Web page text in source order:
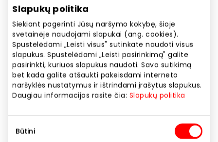
Slapukų politika
Siekiant pagerinti Jūsų naršymo kokybę, šioje
svetainėje naudojami slapukai (ang. cookies).
Spustelėdami „Leisti visus" sutinkate naudoti visus
slapukus. Spustelėdami „Leisti pasirinkimą" galite
pasirinkti, kuriuos slapukus naudoti. Savo sutikimą
bet kada galite atšaukti pakeisdami interneto
naršyklės nustatymus ir ištrindami įrašytus slapukus.
Daugiau informacijos rasite čia: Slapukų politika
pasirinkimas
Būtini
Kaip Kapibara sutiko Velykas!
Akcijos trukmė
Nuo 2026.03.09iki2026.04.06